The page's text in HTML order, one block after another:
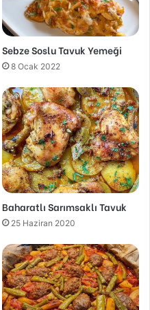
Sebze Soslu Tavuk Yemeği
8 Ocak 2022
Baharatlı Sarımsaklı Tavuk
25 Haziran 2020